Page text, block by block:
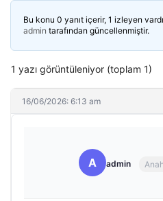
Bu konu 0 yanıt içerir, 1 izleyen
admin tarafından güncellenmiştir.
1 yazı görüntüleniyor (toplam 1)
16/06/2026: 6:13 am
A admin